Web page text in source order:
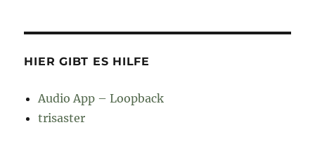
HIER GIBT ES HILFE
Audio App – Loopback
trisaster